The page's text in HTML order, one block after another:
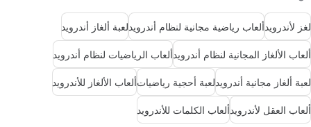
لغز لأندرويدألعاب رياضية مجانية لنظام أندرويدلعبة ألغاز أندرويد
ألعاب الألغاز المجانية لنظام أندرويدألعاب الرياضيات لنظام أندرويد
لعبة ألغاز مجانية أندرويدلعبة أحجية رياضياتألعاب الألغاز للأندرويد
ألعاب العقل لأندرويدألعاب الكلمات للأندرويد